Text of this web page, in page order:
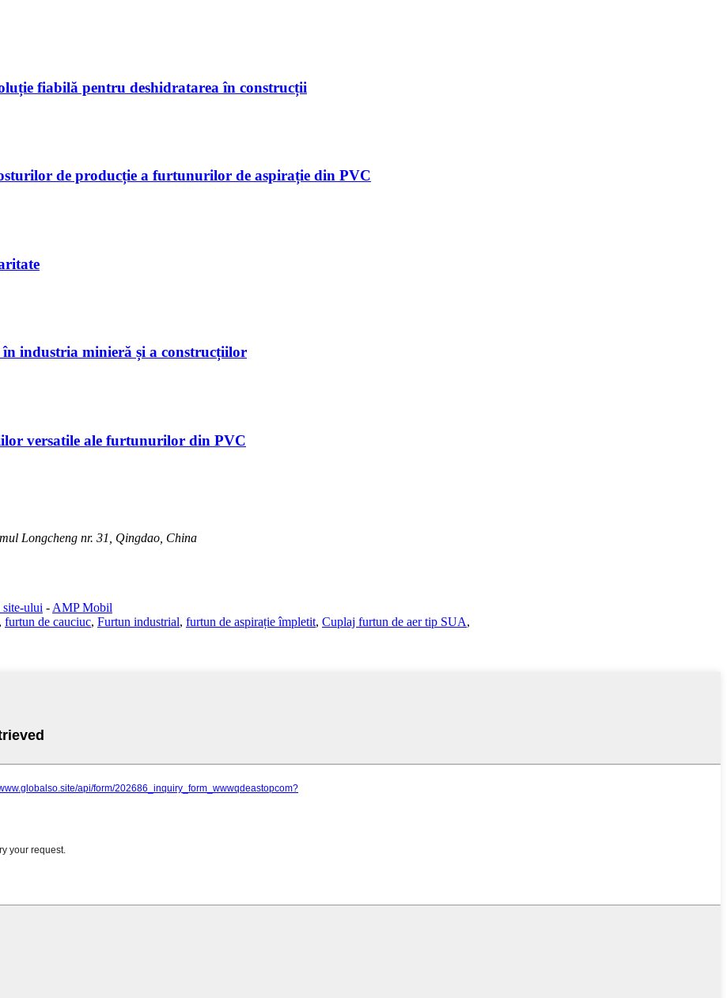
fiabilă pentru deshidratarea în construcții
de producție a furtunurilor de aspirație din PVC
industria minieră și a construcțiilor
versatile ale furtunurilor din PVC
Longcheng nr. 31, Qingdao, China
site-ului - AMP Mobil
, furtun de cauciuc, Furtun industrial, furtun de aspirație împletit, Cuplaj furtun de aer tip SUA,